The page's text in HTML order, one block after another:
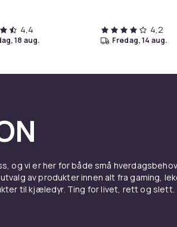
4,4
18 aug.
4,2
fredag, 14 aug.
og vi er her for både små
av produkter innen alt fra gaming,
til kjæledyr. Ting for livet, rett og slett.